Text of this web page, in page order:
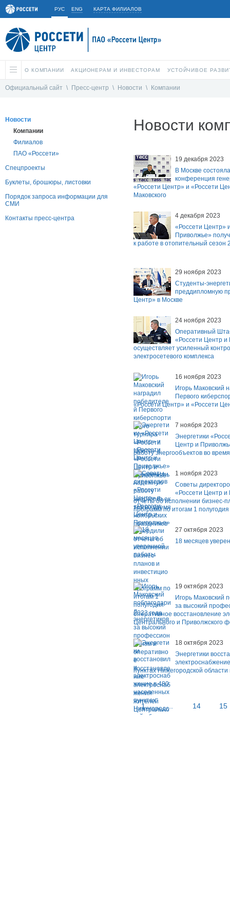
РУС ENG КАРТА ФИЛИАЛОВ
О КОМПАНИИ АКЦИОНЕРАМ И ИНВЕСТОРАМ УСТОЙЧИВОЕ
Официальный сайт \ Пресс-центр \ Новости \ Компании
Новости
Компании
Филиалов
ПАО «Россети»
Спецпроекты
Буклеты, брошюры, листовки
Порядок запроса информации для
СМИ
Контакты пресс-центра
Новости
19 декабря 2023
В Москве
конференция
«Россети Центр» и «Россети
Маковского
4 декабря 2023
«Россети Центр»
Приволжье»
к работе в отопительный сезон
29 ноября 2023
Студенты-
преддипломную
Центр» в Москве
24 ноября 2023
Оперативный
«Россети Центр
осуществляет усиленный
электросетевого комплекса
16 ноября 2023
Игорь Маковский
Первого
«Россети Центр» и «Россети
7 ноября 2023
Энергетики
Центр и
работу энергообъектов во
1 ноября 2023
Советы
«Россети Центр и
отчеты об исполнении бизнес-
программ по итогам 1
27 октября 2023
18 месяцев
19 октября 2023
Игорь Маковский
за высокий
оперативное восстановление
Центрального и Приволжского
18 октября 2023
Энергетики
пунктах Нижегородской
1 ... 14 15